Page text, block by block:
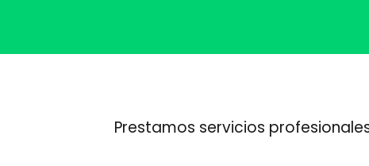
Prestamos servicios